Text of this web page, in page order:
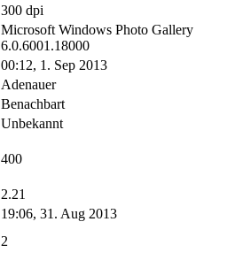
300 dpi
Microsoft Windows Photo Gallery
6.0.6001.18000
00:12, 1. Sep 2013
Adenauer
Benachbart
Unbekannt
400
2.21
19:06, 31. Aug 2013
2